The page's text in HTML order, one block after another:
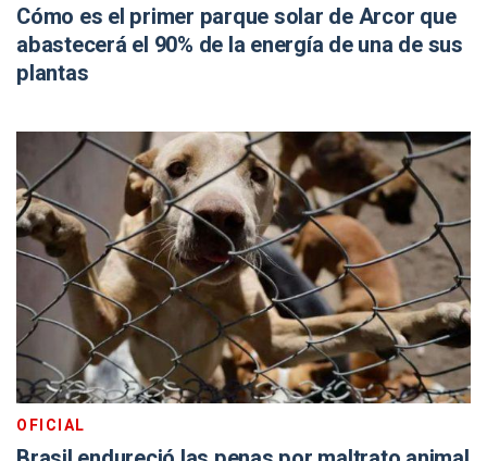
Cómo es el primer parque solar de Arcor que
abastecerá el 90% de la energía de una de sus
plantas
OFICIAL